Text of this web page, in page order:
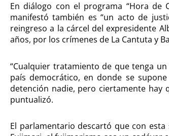
En diálogo con el programa “Hora de
manifestó también es “un acto de
reingreso a la cárcel del expresidente
años, por los crímenes de La Cantuta y
“Cualquier tratamiento de que tenga
país democrático, en donde se
detención nadie, pero ciertamente hay
puntualizó.
El parlamentario descartó que con